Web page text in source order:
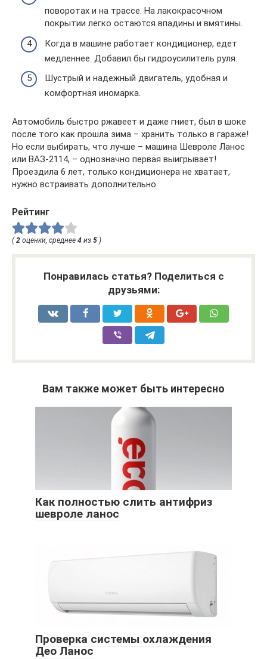
поворотах и на трассе. На лакокрасочном
покрытии легко остаются впадины и вмятины.
Когда в машине работает кондиционер, едет
медленнее. Добавил бы гидроусилитель руля.
Шустрый и надежный двигатель, удобная и
комфортная иномарка.
Автомобиль быстро ржавеет и даже гниет, был в шоке
после того как прошла зима – хранить только в гараже!
Но если выбирать, что лучше – машина Шевроле Ланос
или ВАЗ-2114, – однозначно первая выигрывает!
Проездила 6 лет, только кондиционера не хватает,
нужно встраивать дополнительно.
Рейтинг
( 2 оценки, среднее 4 из 5 )
Понравилась статья? Поделиться с
друзьями:
Вам также может быть интересно
Как полностью слить антифриз
шевроле ланос
Проверка системы охлаждения
Део Ланос